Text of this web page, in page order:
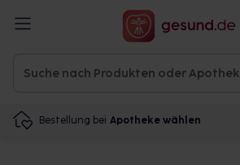
Bestellung bei Apotheke wählen